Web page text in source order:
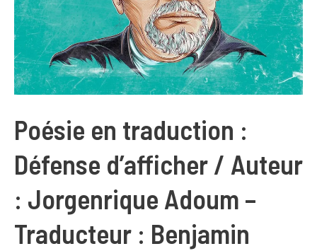
Poésie en traduction :
Défense d’afficher / Auteur
: Jorgenrique Adoum –
Traducteur : Benjamin